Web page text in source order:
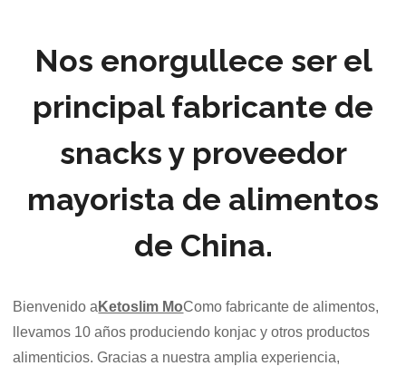
Nos enorgullece ser el
principal fabricante de
snacks y proveedor
mayorista de alimentos
de China.
Bienvenido a Ketoslim MoComo fabricante de alimentos,
llevamos 10 años produciendo konjac y otros productos
alimenticios. Gracias a nuestra amplia experiencia,